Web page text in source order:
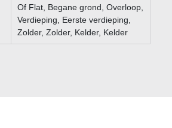
Of Flat, Begane grond, Overloop,
Verdieping, Eerste verdieping,
Zolder, Zolder, Kelder, Kelder